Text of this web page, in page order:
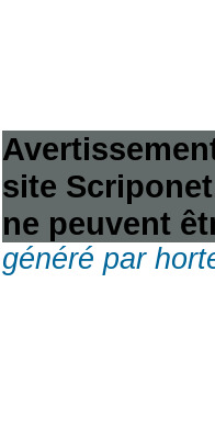
site
ne peuvent
généré par